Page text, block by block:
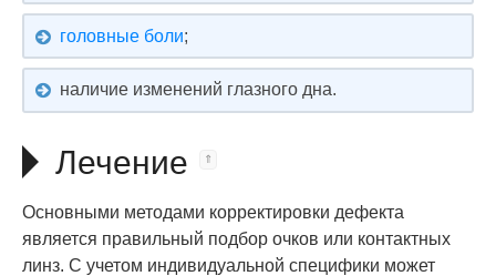
головные боли;
наличие изменений глазного дна.
Лечение
Основными методами корректировки дефекта
является правильный подбор очков или контактных
линз. С учетом индивидуальной специфики может